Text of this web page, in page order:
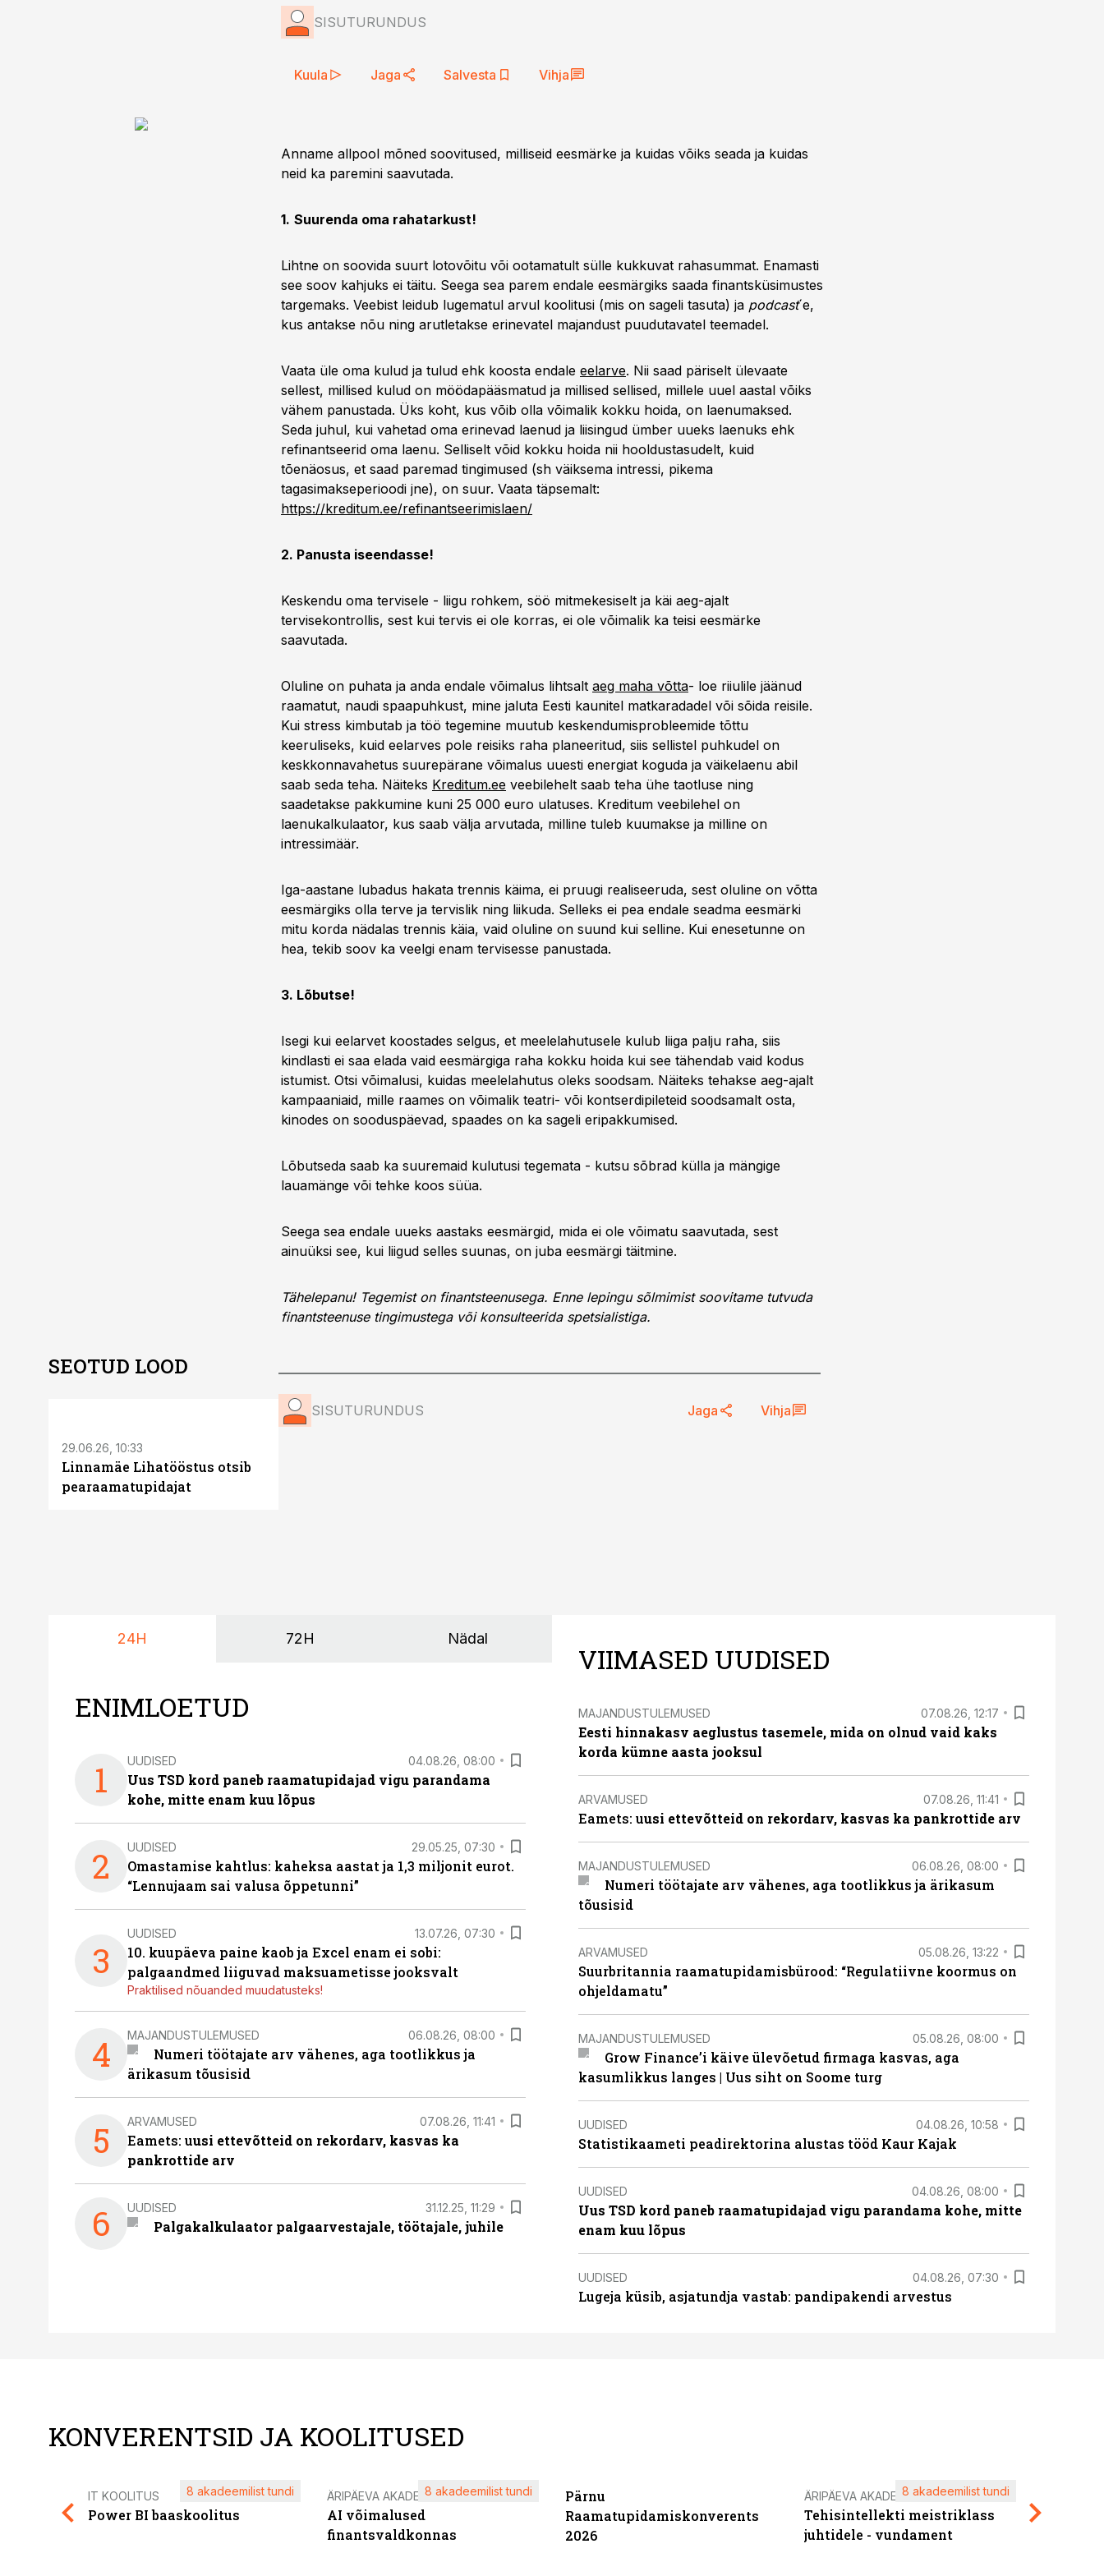
SISUTURUNDUS
Kuula Jaga Salvesta Vihja
Anname allpool mõned soovitused, milliseid eesmärke ja kuidas võiks seada ja kuidas
neid ka paremini saavutada.
1. Suurenda oma rahatarkust!
Lihtne on soovida suurt lotovõitu või ootamatult sülle kukkuvat rahasummat. Enamasti
see soov kahjuks ei täitu. Seega sea parem endale eesmärgiks saada finantsküsimustes
targemaks. Veebist leidub lugematul arvul koolitusi (mis on sageli tasuta) ja podcast´e,
kus antakse nõu ning arutletakse erinevatel majandust puudutavatel teemadel.
Vaata üle oma kulud ja tulud ehk koosta endale eelarve. Nii saad päriselt ülevaate
sellest, millised kulud on möödapääsmatud ja millised sellised, millele uuel aastal võiks
vähem panustada. Üks koht, kus võib olla võimalik kokku hoida, on laenumaksed.
Seda juhul, kui vahetad oma erinevad laenud ja liisingud ümber uueks laenuks ehk
refinantseerid oma laenu. Selliselt võid kokku hoida nii hooldustasudelt, kuid
tõenäosus, et saad paremad tingimused (sh väiksema intressi, pikema
tagasimakseperioodi jne), on suur. Vaata täpsemalt:
https://kreditum.ee/refinantseerimislaen/
2. Panusta iseendasse!
Keskendu oma tervisele - liigu rohkem, söö mitmekesiselt ja käi aeg-ajalt
tervisekontrollis, sest kui tervis ei ole korras, ei ole võimalik ka teisi eesmärke
saavutada.
Oluline on puhata ja anda endale võimalus lihtsalt aeg maha võtta- loe riiulile jäänud
raamatut, naudi spaapuhkust, mine jaluta Eesti kaunitel matkaradadel või sõida reisile.
Kui stress kimbutab ja töö tegemine muutub keskendumisprobleemide tõttu
keeruliseks, kuid eelarves pole reisiks raha planeeritud, siis sellistel puhkudel on
keskkonnavahetus suurepärane võimalus uuesti energiat koguda ja väikelaenu abil
saab seda teha. Näiteks Kreditum.ee veebilehelt saab teha ühe taotluse ning
saadetakse pakkumine kuni 25 000 euro ulatuses. Kreditum veebilehel on
laenukalkulaator, kus saab välja arvutada, milline tuleb kuumakse ja milline on
intressimäär.
Iga-aastane lubadus hakata trennis käima, ei pruugi realiseeruda, sest oluline on võtta
eesmärgiks olla terve ja tervislik ning liikuda. Selleks ei pea endale seadma eesmärki
mitu korda nädalas trennis käia, vaid oluline on suund kui selline. Kui enesetunne on
hea, tekib soov ka veelgi enam tervisesse panustada.
3. Lõbutse!
Isegi kui eelarvet koostades selgus, et meelelahutusele kulub liiga palju raha, siis
kindlasti ei saa elada vaid eesmärgiga raha kokku hoida kui see tähendab vaid kodus
istumist. Otsi võimalusi, kuidas meelelahutus oleks soodsam. Näiteks tehakse aeg-ajalt
kampaaniaid, mille raames on võimalik teatri- või kontserdipileteid soodsamalt osta,
kinodes on sooduspäevad, spaades on ka sageli eripakkumised.
Lõbutseda saab ka suuremaid kulutusi tegemata - kutsu sõbrad külla ja mängige
lauamänge või tehke koos süüa.
Seega sea endale uueks aastaks eesmärgid, mida ei ole võimatu saavutada, sest
ainuüksi see, kui liigud selles suunas, on juba eesmärgi täitmine.
Tähelepanu! Tegemist on finantsteenusega. Enne lepingu sõlmimist soovitame tutvuda
finantsteenuse tingimustega või konsulteerida spetsialistiga.
SISUTURUNDUS Jaga Vihja
SEOTUD LOOD
29.06.26, 10:33
Linnamäe Lihatööstus otsib
pearaamatupidajat
24H 72H Nädal
ENIMLOETUD
1 UUDISED 04.08.26, 08:00
Uus TSD kord paneb raamatupidajad vigu parandama
kohe, mitte enam kuu lõpus
2 UUDISED 29.05.25, 07:30
Omastamise kahtlus: kaheksa aastat ja 1,3 miljonit eurot.
“Lennujaam sai valusa õppetunni”
3
UUDISED 13.07.26, 07:30
10. kuupäeva paine kaob ja Excel enam ei sobi:
palgaandmed liiguvad maksuametisse jooksvalt
Praktilised nõuanded muudatusteks!
4 MAJANDUSTULEMUSED 06.08.26, 08:00
Numeri töötajate arv vähenes, aga tootlikkus ja
ärikasum tõusisid
5 ARVAMUSED 07.08.26, 11:41
Eamets: uusi ettevõtteid on rekordarv, kasvas ka
pankrottide arv
6 UUDISED 31.12.25, 11:29
Palgakalkulaator palgaarvestajale, töötajale, juhile
VIIMASED UUDISED
MAJANDUSTULEMUSED 07.08.26, 12:17
Eesti hinnakasv aeglustus tasemele, mida on olnud vaid kaks
korda kümne aasta jooksul
ARVAMUSED 07.08.26, 11:41
Eamets: uusi ettevõtteid on rekordarv, kasvas ka pankrottide arv
MAJANDUSTULEMUSED 06.08.26, 08:00
Numeri töötajate arv vähenes, aga tootlikkus ja ärikasum
tõusisid
ARVAMUSED 05.08.26, 13:22
Suurbritannia raamatupidamisbürood: “Regulatiivne koormus on
ohjeldamatu”
MAJANDUSTULEMUSED 05.08.26, 08:00
Grow Finance’i käive ülevõetud firmaga kasvas, aga
kasumlikkus langes | Uus siht on Soome turg
UUDISED 04.08.26, 10:58
Statistikaameti peadirektorina alustas tööd Kaur Kajak
UUDISED 04.08.26, 08:00
Uus TSD kord paneb raamatupidajad vigu parandama kohe, mitte
enam kuu lõpus
UUDISED 04.08.26, 07:30
Lugeja küsib, asjatundja vastab: pandipakendi arvestus
KONVERENTSID JA KOOLITUSED
IT KOOLITUS
Power BI baaskoolitus
8 akadeemilist tundi ÄRIPÄEVA AKADEEMIA
AI võimalused
finantsvaldkonnas
8 akadeemilist tundi
Pärnu
Raamatupidamiskonverents
2026
ÄRIPÄEVA AKADEEMIA
Tehisintellekti meistriklass
juhtidele - vundament
8 akadeemilist tundi